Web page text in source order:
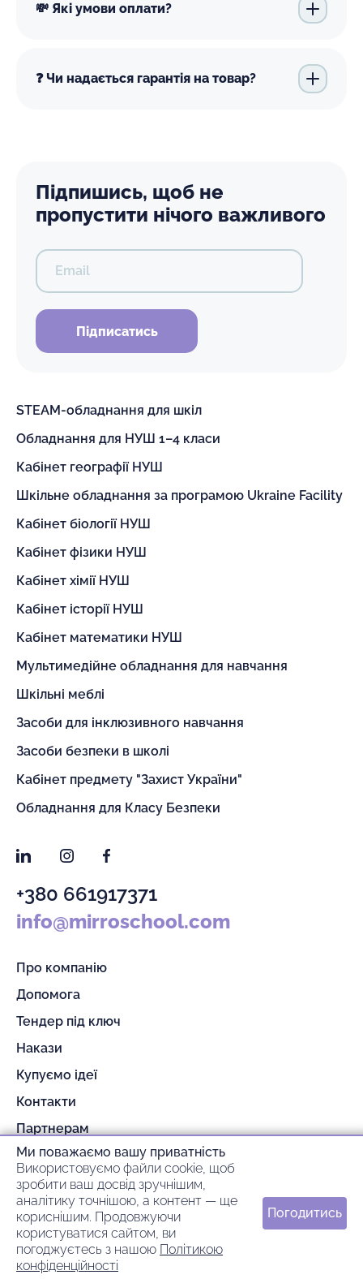
💸 Які умови оплати?
❓ Чи надається гарантія на товар?
Підпишись, щоб не
пропустити нічого важливого
Email
Підписатись
STEAM-обладнання для шкіл
Обладнання для НУШ 1–4 класи
Кабінет географії НУШ
Шкільне обладнання за програмою Ukraine Facility
Кабінет біології НУШ
Кабінет фізики НУШ
Кабінет хімії НУШ
Кабінет історії НУШ
Кабінет математики НУШ
Мультимедійне обладнання для навчання
Шкільні меблі
Засоби для інклюзивного навчання
Засоби безпеки в школі
Кабінет предмету "Захист України"
Обладнання для Класу Безпеки
LinkedInInstagramFacebook
+380 661917371
info@mirroschool.com
Про компанію
Допомога
Тендер під ключ
Накази
Купуємо ідеї
Контакти
Партнерам
Гарантія та повернення
Оплата та доставка
© 2026 mirroschool
Зроблено вideil.
Ми поважаємо вашу приватність
Використовуємо файли cookie, щоб
зробити ваш досвід зручнішим,
аналітику точнішою, а контент — ще
кориснішим. Продовжуючи
користуватися сайтом, ви
погоджуєтесь з нашою Політикою
конфіденційності
Погодитись